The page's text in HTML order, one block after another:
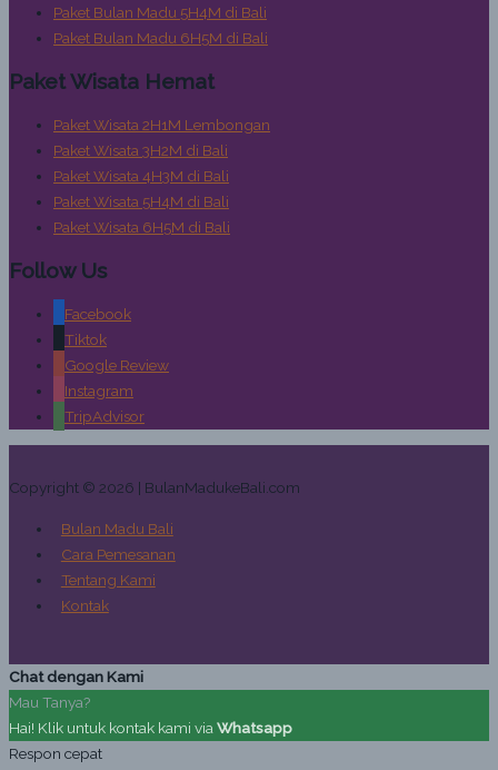
Paket Bulan Madu 5H4M di Bali
Paket Bulan Madu 6H5M di Bali
Paket Wisata Hemat
Paket Wisata 2H1M Lembongan
Paket Wisata 3H2M di Bali
Paket Wisata 4H3M di Bali
Paket Wisata 5H4M di Bali
Paket Wisata 6H5M di Bali
Follow Us
Facebook
Tiktok
Google Review
Instagram
TripAdvisor
Copyright © 2026 | BulanMadukeBali.com
Bulan Madu Bali
Cara Pemesanan
Tentang Kami
Kontak
Chat dengan Kami
Mau Tanya?
Hai! Klik untuk kontak kami via Whatsapp
Respon cepat